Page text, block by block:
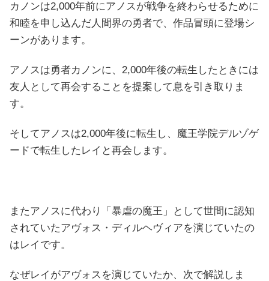
カノンは2,000年前にアノスが戦争を終わらせるために
和睦を申し込んだ人間界の勇者で、作品冒頭に登場シ
ーンがあります。
アノスは勇者カノンに、2,000年後の転生したときには
友人として再会することを提案して息を引き取りま
す。
そしてアノスは2,000年後に転生し、魔王学院デルゾゲ
ードで転生したレイと再会します。
またアノスに代わり「暴虐の魔王」として世間に認知
されていたアヴォス・ディルヘヴィアを演じていたの
はレイです。
なぜレイがアヴォスを演じていたか、次で解説しま